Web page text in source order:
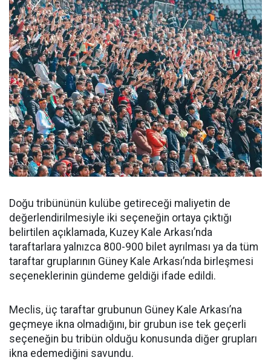
Doğu tribününün kulübe getireceği maliyetin de
değerlendirilmesiyle iki seçeneğin ortaya çıktığı
belirtilen açıklamada, Kuzey Kale Arkası’nda
taraftarlara yalnızca 800-900 bilet ayrılması ya da tüm
taraftar gruplarının Güney Kale Arkası’nda birleşmesi
seçeneklerinin gündeme geldiği ifade edildi.
Meclis, üç taraftar grubunun Güney Kale Arkası’na
geçmeye ikna olmadığını, bir grubun ise tek geçerli
seçeneğin bu tribün olduğu konusunda diğer grupları
ikna edemediğini savundu.